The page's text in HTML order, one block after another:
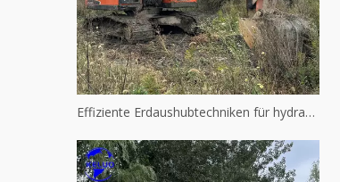
Effiziente Erdaushubtechniken für hydraulische Maschinen